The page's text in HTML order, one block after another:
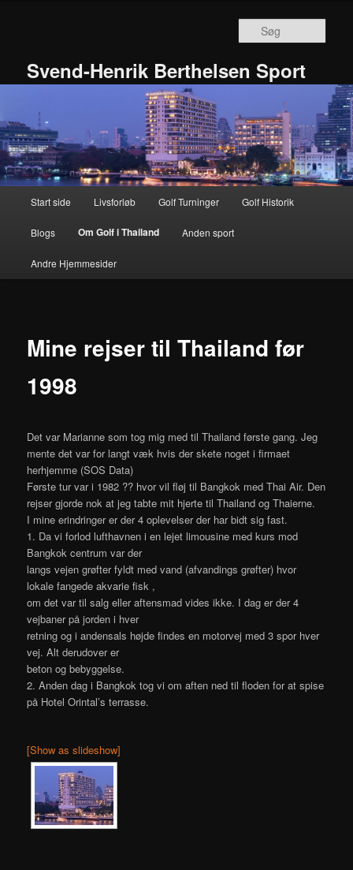
Svend-Henrik Berthelsen Sport
Start side Livsforløb Golf Turninger Golf Historik
Blogs Om Golf i Thailand Anden sport
Andre Hjemmesider
Mine rejser til Thailand før
1998
Det var Marianne som tog mig med til Thailand første gang. Jeg
mente det var for langt væk hvis der skete noget i firmaet
herhjemme (SOS Data)
Første tur var i 1982 ?? hvor vil fløj til Bangkok med Thai Air. Den
rejser gjorde nok at jeg tabte mit hjerte til Thailand og Thaierne.
I mine erindringer er der 4 oplevelser der har bidt sig fast.
1. Da vi forlod lufthavnen i en lejet limousine med kurs mod
Bangkok centrum var der
langs vejen grøfter fyldt med vand (afvandings grøfter) hvor
lokale fangede akvarie fisk ,
om det var til salg eller aftensmad vides ikke. I dag er der 4
vejbaner på jorden i hver
retning og i andensals højde findes en motorvej med 3 spor hver
vej. Alt derudover er
beton og bebyggelse.
2. Anden dag i Bangkok tog vi om aften ned til floden for at spise
på Hotel Orintal’s terrasse.
[Show as slideshow]